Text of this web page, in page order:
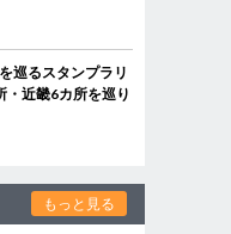
巡るスタンプラリ
近畿6カ所を巡り
もっと見る